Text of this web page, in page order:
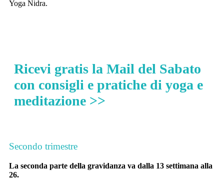
Yoga Nidra.
Ricevi gratis la Mail del Sabato
con consigli e pratiche di yoga e
meditazione >>
Secondo trimestre
La seconda parte della gravidanza va dalla 13 settimana alla
26.